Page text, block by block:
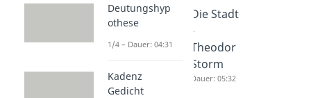
Umarme
nder
Reim
Schweifr
Dauer: 02:40
Die Stadt
-
Theodor
Storm
Dauer: 05:32
Deutungshyp
othese
1/4 – Dauer: 04:31
Kadenz
Gedicht